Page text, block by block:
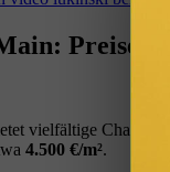
Preise,
vielfältige
4.500 €/m².